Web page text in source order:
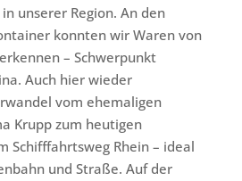
unserer Region. An den
konnten wir Waren von
– Schwerpunkt
Auch hier wieder
vom ehemaligen
Krupp zum heutigen
Schifffahrtsweg Rhein – ideal
und Straße. Auf der